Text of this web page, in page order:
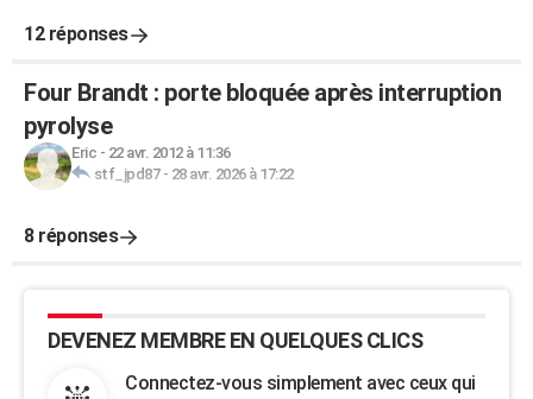
12 réponses
Four Brandt : porte bloquée après interruption
pyrolyse
Eric - 22 avr. 2012 à 11:36
stf_jpd87- 28 avr. 2026 à 17:22
8 réponses
DEVENEZ MEMBRE EN QUELQUES CLICS
Connectez-vous simplement avec ceux qui